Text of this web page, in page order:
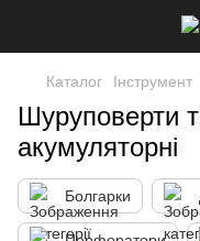
Каталог Інструмент
Шуруповерти
акумуляторні
Болгарки